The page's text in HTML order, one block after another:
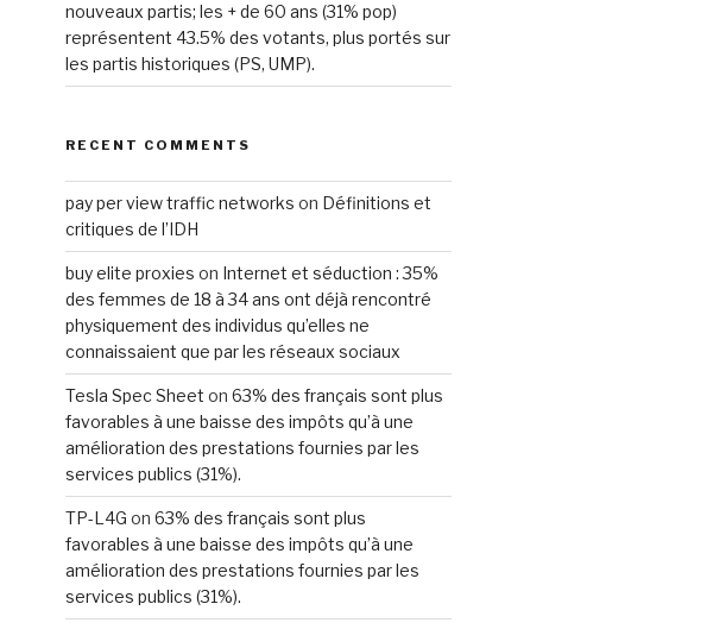
nouveaux partis; les + de 60 ans (31% pop)
représentent 43.5% des votants, plus portés sur
les partis historiques (PS, UMP).
RECENT COMMENTS
pay per view traffic networks on Définitions et
critiques de l’IDH
buy elite proxies on Internet et séduction : 35%
des femmes de 18 à 34 ans ont déjà rencontré
physiquement des individus qu’elles ne
connaissaient que par les réseaux sociaux
Tesla Spec Sheet on 63% des français sont plus
favorables à une baisse des impôts qu’à une
amélioration des prestations fournies par les
services publics (31%).
TP-L4G on 63% des français sont plus
favorables à une baisse des impôts qu’à une
amélioration des prestations fournies par les
services publics (31%).